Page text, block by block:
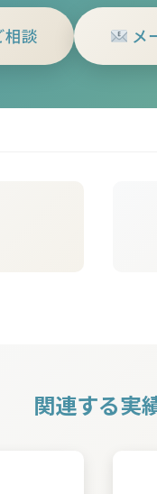
相談 メ
関連する実